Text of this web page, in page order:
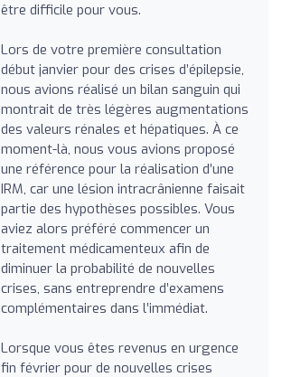
être difficile pour vous.
Lors de votre première consultation
début janvier pour des crises d’épilepsie,
nous avions réalisé un bilan sanguin qui
montrait de très légères augmentations
des valeurs rénales et hépatiques. À ce
moment-là, nous vous avions proposé
une référence pour la réalisation d’une
IRM, car une lésion intracrânienne faisait
partie des hypothèses possibles. Vous
aviez alors préféré commencer un
traitement médicamenteux afin de
diminuer la probabilité de nouvelles
crises, sans entreprendre d’examens
complémentaires dans l’immédiat.
Lorsque vous êtes revenus en urgence
fin février pour de nouvelles crises